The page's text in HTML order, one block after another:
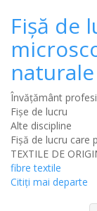
Fişă de
Învățământ
Fișe de lucru
Alte discipline
Fişă de lucru care
TEXTILE DE
fibre textile
Citiţi mai departe